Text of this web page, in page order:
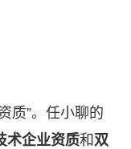
质”。任小聊的
术企业资质和 双